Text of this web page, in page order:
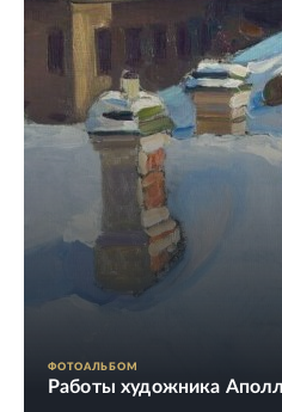
ФОТОАЛЬБОМ
Работы художника